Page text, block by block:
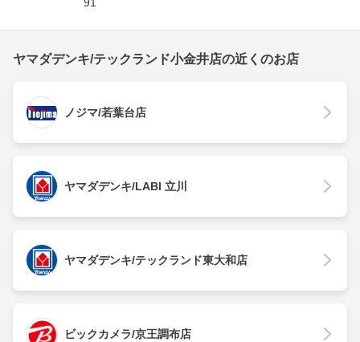
ヤマダデンキ/テックランド小金井店の近くのお店
ノジマ/若葉台店
ヤマダデンキ/LABI 立川
ヤマダデンキ/テックランド東大和店
ビックカメラ/京王調布店